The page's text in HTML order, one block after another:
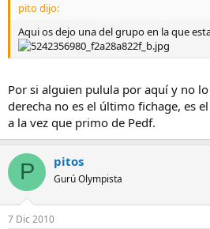
pito dijo:
Aqui os dejo una del grupo en la que
Por si alguien pulula por aquí y no
derecha no es el último fichage, es
a la vez que primo de Pedf.
P pitos
Gurú Olympista
7 Dic 2010